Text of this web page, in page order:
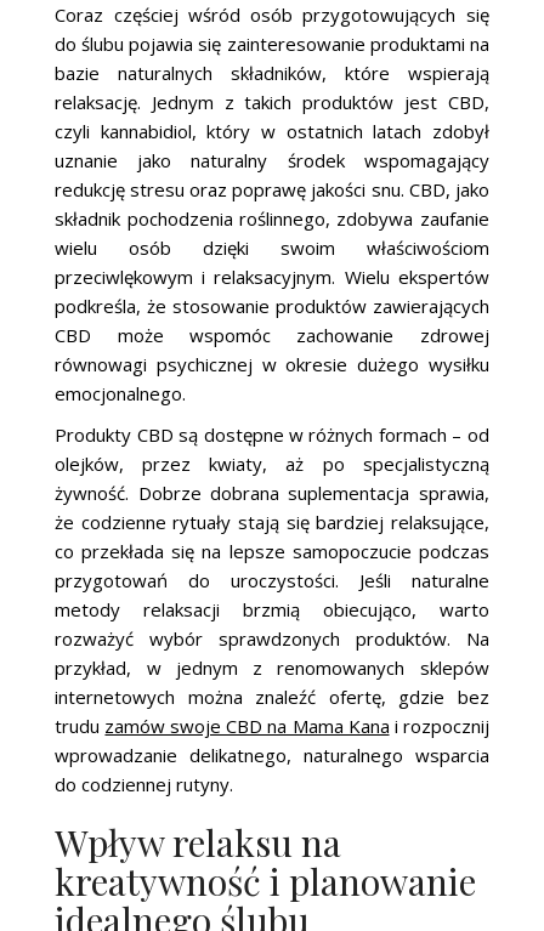
Coraz częściej wśród osób przygotowujących się
do ślubu pojawia się zainteresowanie produktami na
bazie naturalnych składników, które wspierają
relaksację. Jednym z takich produktów jest CBD,
czyli kannabidiol, który w ostatnich latach zdobył
uznanie jako naturalny środek wspomagający
redukcję stresu oraz poprawę jakości snu. CBD, jako
składnik pochodzenia roślinnego, zdobywa zaufanie
wielu osób dzięki swoim właściwościom
przeciwlękowym i relaksacyjnym. Wielu ekspertów
podkreśla, że stosowanie produktów zawierających
CBD może wspomóc zachowanie zdrowej
równowagi psychicznej w okresie dużego wysiłku
emocjonalnego.
Produkty CBD są dostępne w różnych formach – od
olejków, przez kwiaty, aż po specjalistyczną
żywność. Dobrze dobrana suplementacja sprawia,
że codzienne rytuały stają się bardziej relaksujące,
co przekłada się na lepsze samopoczucie podczas
przygotowań do uroczystości. Jeśli naturalne
metody relaksacji brzmią obiecująco, warto
rozważyć wybór sprawdzonych produktów. Na
przykład, w jednym z renomowanych sklepów
internetowych można znaleźć ofertę, gdzie bez
trudu zamów swoje CBD na Mama Kana i rozpocznij
wprowadzanie delikatnego, naturalnego wsparcia
do codziennej rutyny.
Wpływ relaksu na
kreatywność i planowanie
idealnego ślubu